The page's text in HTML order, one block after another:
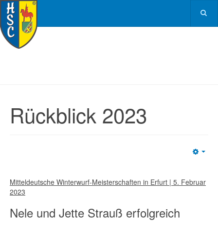
Rückblick 2023
Mitteldeutsche Winterwurf-Meisterschaften in Erfurt | 5. Februar
2023
Nele und Jette Strauß erfolgreich